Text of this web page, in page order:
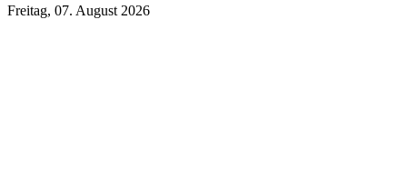
Freitag, 07. August 2026